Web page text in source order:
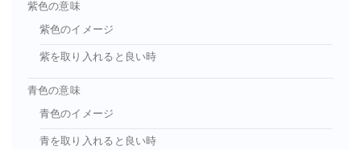
紫色の意味
紫色のイメージ
紫を取り入れると良い時
青色の意味
青色のイメージ
青を取り入れると良い時